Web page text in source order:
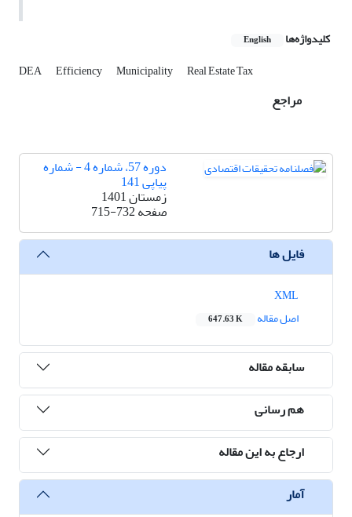
کلیدواژه‌ها English
DEA Efficiency Municipality Real Estate Tax
مراجع
دوره 57، شماره 4 - شماره
پیاپی 141
زمستان 1401
صفحه715-732
فایل ها
اصل مقاله
647.63 K
سابقه مقاله
هم رسانی
ارجاع به این مقاله
آمار